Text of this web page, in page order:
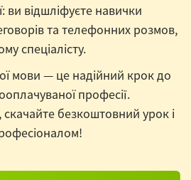
ви відшліфуєте навички
та телефонних розмов,
спеціалісту.
мови — це надійний крок до
професії.
безкоштовний урок і